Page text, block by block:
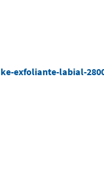
exfoliante-labial-